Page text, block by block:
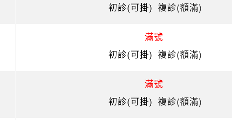
初診(可掛) 複診(額滿)
滿號
初診(可掛) 複診(額滿)
滿號
初診(可掛) 複診(額滿)